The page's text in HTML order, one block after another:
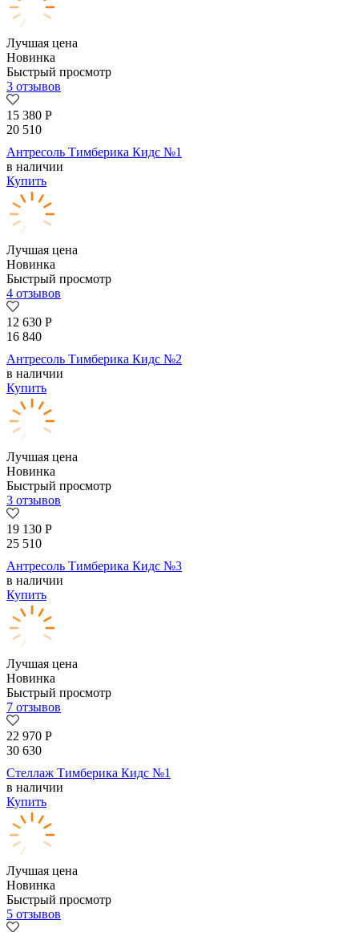
Лучшая цена
Новинка
Быстрый просмотр
3 отзывов
15 380 Р
20 510
Антресоль Тимберика Кидс №1
в наличии
Купить
Лучшая цена
Новинка
Быстрый просмотр
4 отзывов
12 630 Р
16 840
Антресоль Тимберика Кидс №2
в наличии
Купить
Лучшая цена
Новинка
Быстрый просмотр
3 отзывов
19 130 Р
25 510
Антресоль Тимберика Кидс №3
в наличии
Купить
Лучшая цена
Новинка
Быстрый просмотр
7 отзывов
22 970 Р
30 630
Стеллаж Тимберика Кидс №1
в наличии
Купить
Лучшая цена
Новинка
Быстрый просмотр
5 отзывов